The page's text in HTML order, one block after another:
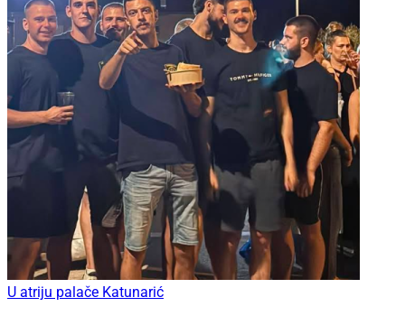
U atriju palače Katunarić